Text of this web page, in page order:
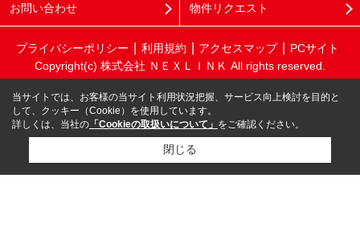
お問い合わせ 物件リクエスト
プライバシーポリシー 利用規約 アクセスマップ
PCサイト
Copyright(c) 株式会社 ＮＥＸＬＩＮＫ All rights reserved.
当サイトでは、お客様の当サイト利用状況把握、サービス向上検討を目的と
して、クッキー（Cookie）を使用しています。
詳しくは、当社の 「Cookieの取扱いについて」 をご確認ください。
閉じる